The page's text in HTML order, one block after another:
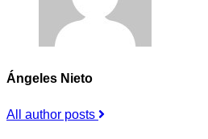
Ángeles Nieto
All author posts